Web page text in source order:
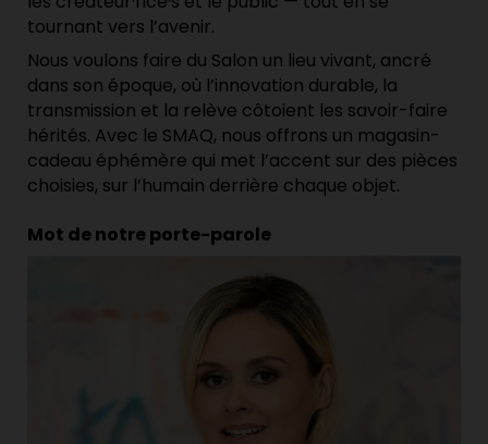
tournant vers l’avenir.
Nous voulons faire du Salon un lieu vivant, ancré
dans son époque, où l’innovation durable, la
transmission et la relève côtoient les savoir-faire
hérités. Avec le SMAQ, nous offrons un magasin-
cadeau éphémère qui met l’accent sur des pièces
choisies, sur l’humain derrière chaque objet.
Mot de notre porte-parole